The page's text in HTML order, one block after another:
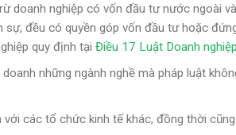
doanh nghiệp có vốn đầu tư nước ngoài
đều có quyền góp vốn đầu tư hoặc
quy định tại Điều 17 Luật Doanh
những ngành nghề mà pháp luật
các tổ chức kinh tế khác, đồng thời